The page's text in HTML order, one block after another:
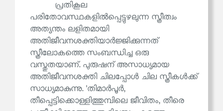
പ്രതികൂല
പരിതോവസ്ഥകളിൽപ്പെട്ടുഴലുന്ന സ്ത്രീത്വം
അത്യന്തം ലളിതമായി
അതിജീവനശക്തിയാർജ്ജിക്കുന്നത്
സ്ത്രീലോകത്തെ സംബന്ധിച്ച ഒരു
വസ്തുതയാണ്. പുരുഷന് അസാധ്യമായ
അതിജീവനശക്തി ചിലപ്പോൾ ചില സ്ത്രീകൾക്ക്
സാധ്യമാകുന്നു. 'തിമാർപൂർ,
തീപ്പെട്ടിക്കൊള്ളിത്തുമ്പിലെ ജീവിതം, തീരെ